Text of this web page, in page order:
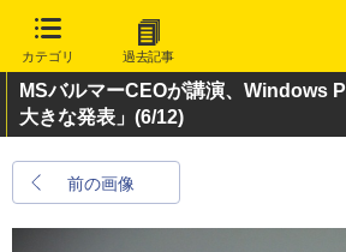
カテゴリ 過去記事
MSバルマーCEOが講演、Windows
大きな発表」 (6/12)
前の画像